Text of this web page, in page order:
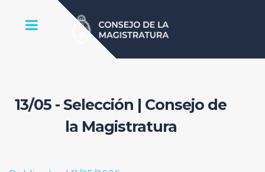
13/05 - Selección | Consejo de
la Magistratura